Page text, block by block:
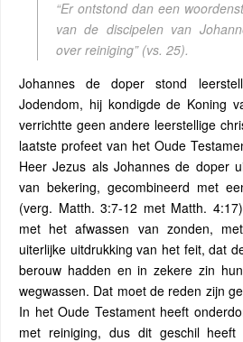
“Er ontstond dan een
van de discipelen van
over reiniging” (vs. 25).
Johannes de doper stond
Jodendom, hij kondigde de Koning
verrichtte geen andere leerstellige
laatste profeet van het Oude
Heer Jezus als Johannes de doper
van bekering, gecombineerd met
(verg. Matth. 3:7-12 met Matth.
met het afwassen van zonden,
uiterlijke uitdrukking van het feit, dat
berouw hadden en in zekere zin
wegwassen. Dat moet de reden zijn
In het Oude Testament heeft
met reiniging, dus dit geschil